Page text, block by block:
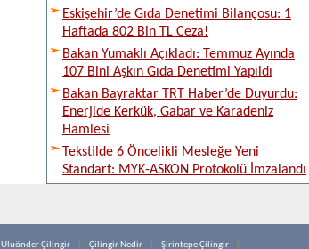
Eskişehir’de Gıda Denetimi Bilançosu: 1
Haftada 802 Bin TL Ceza!
Bakan Yumaklı Açıkladı: Temmuz Ayında
107 Bini Aşkın Gıda Denetimi Yapıldı
Bakan Bayraktar TRT Haber’de Duyurdu:
Enerjide Kerkük, Gabar ve Karadeniz
Hamlesi
Tekstilde 6 Öncelikli Mesleğe Yeni
Standart: MYK-ASKON Protokolü İmzalandı
Uluönder Çilingir Çilingir Nedir Şirintepe Çilingir